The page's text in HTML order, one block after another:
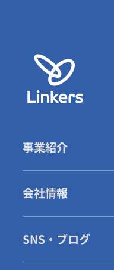
事業紹介
会社情報
SNS・ブログ